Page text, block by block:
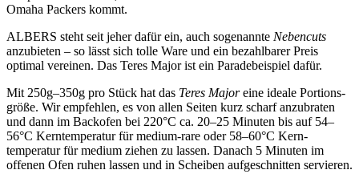
Omaha Packers kommt.
ALBERS steht seit jeher dafür ein, auch sogenannte Nebencuts
anzubieten – so lässt sich tolle Ware und ein bezahlbarer Preis
optimal vereinen. Das Teres Major ist ein Paradebeispiel dafür.
Mit 250g–350g pro Stück hat das Teres Majoreine ideale Portions­
größe. Wir empfehlen, es von allen Seiten kurz scharf anzubraten
und dann im Backofen bei 220°C ca. 20–25 Minuten bis auf 54–
56°C Kern­temperatur für medium-rare oder 58–60°C Kern­
temperatur für medium ziehen zu lassen. Danach 5 Minuten im
offenen Ofen ruhen lassen und in Scheiben aufgeschnitten servieren.